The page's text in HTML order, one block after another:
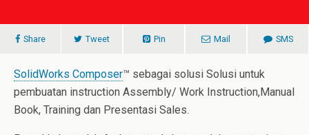
Share Tweet Pin Mail SMS
SolidWorks Composer™ sebagai solusi Solusi untuk
pembuatan instruction Assembly/ Work Instruction,Manual
Book, Training dan Presentasi Sales.